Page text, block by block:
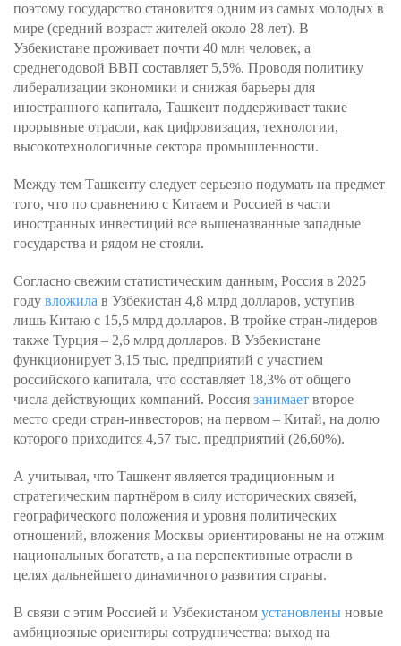
поэтому государство становится одним из самых молодых в
мире (средний возраст жителей около 28 лет). В
Узбекистане проживает почти 40 млн человек, а
среднегодовой ВВП составляет 5,5%. Проводя политику
либерализации экономики и снижая барьеры для
иностранного капитала, Ташкент поддерживает такие
прорывные отрасли, как цифровизация, технологии,
высокотехнологичные сектора промышленности.
Между тем Ташкенту следует серьезно подумать на предмет
того, что по сравнению с Китаем и Россией в части
иностранных инвестиций все вышеназванные западные
государства и рядом не стояли.
Согласно свежим статистическим данным, Россия в 2025
году вложила в Узбекистан 4,8 млрд долларов, уступив
лишь Китаю с 15,5 млрд долларов. В тройке стран-лидеров
также Турция – 2,6 млрд долларов. В Узбекистане
функционирует 3,15 тыс. предприятий с участием
российского капитала, что составляет 18,3% от общего
числа действующих компаний. Россия занимает второе
место среди стран-инвесторов; на первом – Китай, на долю
которого приходится 4,57 тыс. предприятий (26,60%).
А учитывая, что Ташкент является традиционным и
стратегическим партнёром в силу исторических связей,
географического положения и уровня политических
отношений, вложения Москвы ориентированы не на отжим
национальных богатств, а на перспективные отрасли в
целях дальнейшего динамичного развития страны.
В связи с этим Россией и Узбекистаном установлены новые
амбициозные ориентиры сотрудничества: выход на